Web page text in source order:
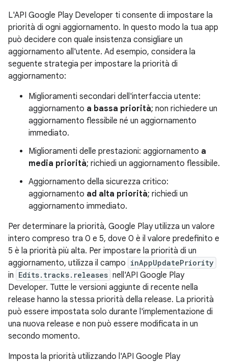
L'API Google Play Developer ti consente di impostare la
priorità di ogni aggiornamento. In questo modo la tua app
può decidere con quale insistenza consigliare un
aggiornamento all'utente. Ad esempio, considera la
seguente strategia per impostare la priorità di
aggiornamento:
Miglioramenti secondari dell'interfaccia utente:
aggiornamento a bassa priorità; non richiedere un
aggiornamento flessibile né un aggiornamento
immediato.
Miglioramenti delle prestazioni: aggiornamento a
media priorità; richiedi un aggiornamento flessibile.
Aggiornamento della sicurezza critico:
aggiornamento ad alta priorità; richiedi un
aggiornamento immediato.
Per determinare la priorità, Google Play utilizza un valore
intero compreso tra 0 e 5, dove 0 è il valore predefinito e
5 è la priorità più alta. Per impostare la priorità di un
aggiornamento, utilizza il campo inAppUpdatePriority
in Edits.tracks.releases nell'API Google Play
Developer. Tutte le versioni aggiunte di recente nella
release hanno la stessa priorità della release. La priorità
può essere impostata solo durante l'implementazione di
una nuova release e non può essere modificata in un
secondo momento.
Imposta la priorità utilizzando l'API Google Play